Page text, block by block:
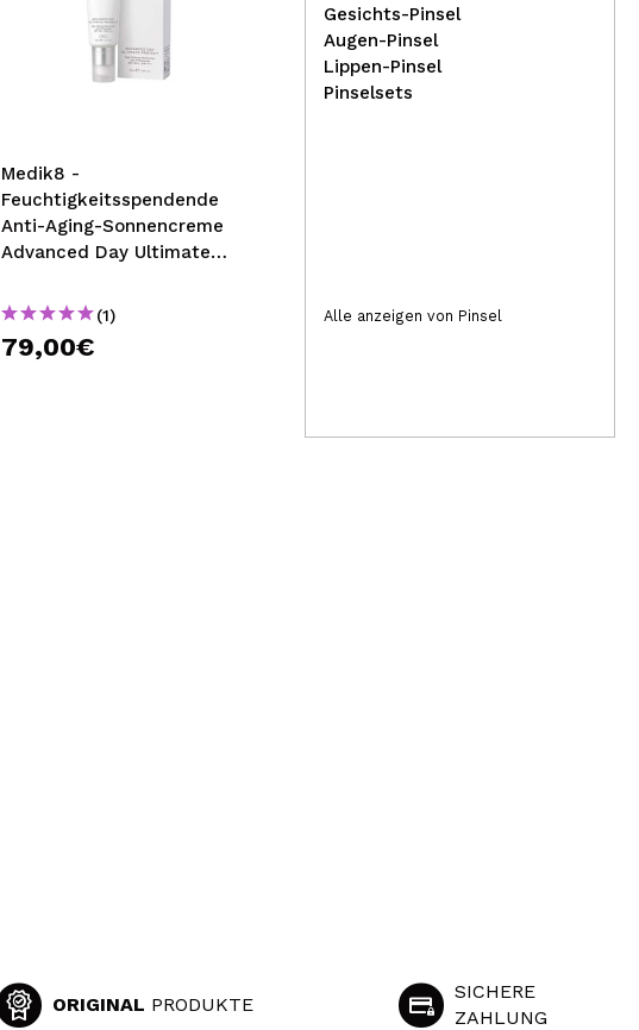
Medik8 -
Feuchtigkeitsspendende
Anti-Aging-Sonnencreme
Advanced Day Ultimate
(1)
79,00€
Diamond FX - Split Cakes 6
Aquacolor-Palette - Shine
(2)
Gesichts-Pinsel
Augen-Pinsel
Lippen-Pinsel
Pinselsets
Alle anzeigen von Pinsel
ORIGINAL PRODUKTE
SICHERE
ZAHLUNG